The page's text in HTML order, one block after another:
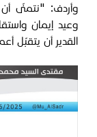
وأردف: "نتمنّى
وعيد إيمان
القدير أن يتقبّل